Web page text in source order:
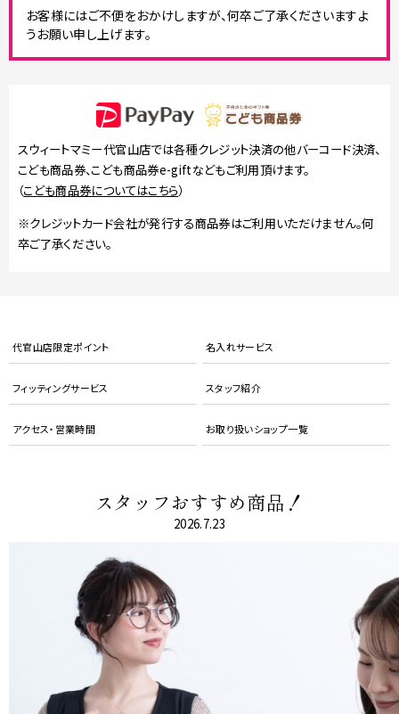
お客様にはご不便をおかけしますが、何卒ご了承くださいますよ
うお願い申し上げます。
スウィートマミー代官山店では各種クレジット決済の他バーコード決済、
こども商品券、こども商品券e-giftなどもご利用頂けます。
（こども商品券についてはこちら）
※クレジットカード会社が発行する商品券はご利用いただけません。何
卒ご了承ください。
代官山店限定ポイント 名入れサービス
フィッティングサービス スタッフ紹介
アクセス・営業時間 お取り扱いショップ一覧
スタッフおすすめ商品！
2026.7.23